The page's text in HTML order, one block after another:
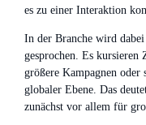
es zu einer Interaktion
In der Branche wird
gesprochen. Es
größere Kampagnen
globaler Ebene. Das
zunächst vor allem für